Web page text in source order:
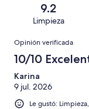
opiniones
opiniones
de
2982
opiniones
Basada
69
de
opiniones
Terrible.
Basada
de
2982
opiniones
9.2
Limpieza
Opiniones
Opinión verificada
10/10
Karina
9 jul. 2026
Le gustó: